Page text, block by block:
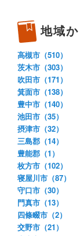
地域
高槻市（510）
茨木市（303）
吹田市（171）
箕面市（138）
豊中市（140）
池田市（35）
摂津市（32）
三島郡（14）
豊能郡（1）
枚方市（102）
寝屋川市（87）
守口市（30）
門真市（13）
四條畷市（2）
交野市（21）